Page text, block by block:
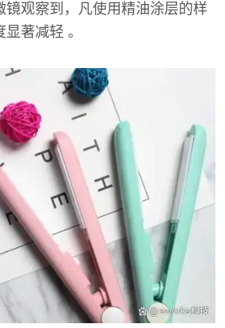
镜观察到，凡使用精油涂层的样
著减轻 。